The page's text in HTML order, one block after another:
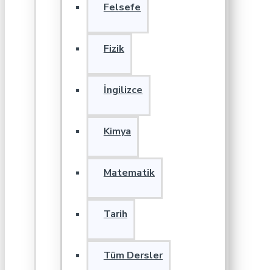
Felsefe
Fizik
İngilizce
Kimya
Matematik
Tarih
Tüm Dersler